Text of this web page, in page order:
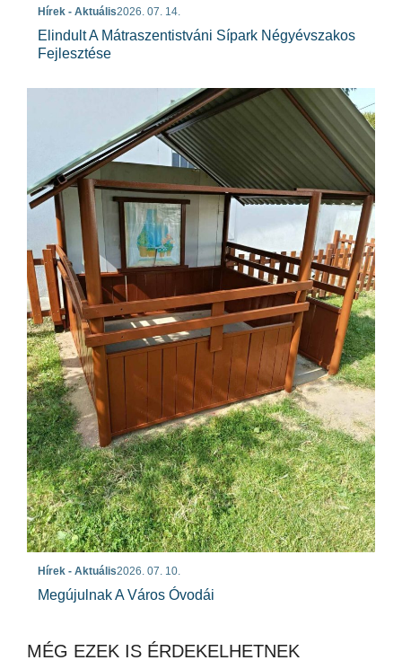
Hírek - Aktuális2026. 07. 14.
Elindult A Mátraszentistváni Sípark Négyévszakos
Fejlesztése
Hírek - Aktuális2026. 07. 10.
Megújulnak A Város Óvodái
MÉG EZEK IS ÉRDEKELHETNEK